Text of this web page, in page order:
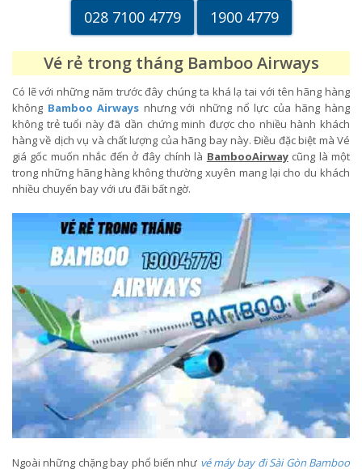
028 7100 4779 1900 4779
Vé rẻ trong tháng Bamboo Airways
Có lẽ với những năm trước đây chúng ta khá lạ tai với tên hãng hàng
không Bamboo Airways nhưng với những nổ lực của hãng hàng
không trẻ tuổi này đã dần chứng minh được cho nhiều hành khách
hàng về dịch vụ và chất lượng của hãng bay này. Điều đặc biệt mà Vé
giá gốc muốn nhắc đến ở đây chính là BambooAirwaycũng là một
trong những hãng hàng không thường xuyên mang lại cho du khách
nhiều chuyến bay với ưu đãi bất ngờ.
Ngoài những chặng bay phổ biến như vé máy bay đi Sài Gòn Bamboo